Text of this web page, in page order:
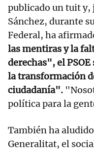
publicado un tuit y,
Sánchez, durante
Federal, ha
las mentiras y la
derechas", el
la transformación
ciudadanía".
política para la
También ha
Generalitat, el